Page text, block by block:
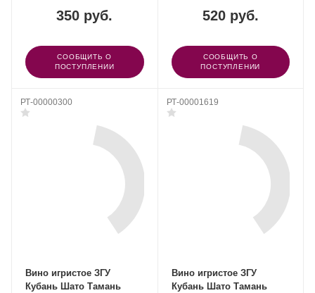
350 руб.
СООБЩИТЬ О
ПОСТУПЛЕНИИ
520 руб.
СООБЩИТЬ О
ПОСТУПЛЕНИИ
РТ-00000300
Вино игристое ЗГУ
Кубань Шато Тамань
РТ-00001619
Вино игристое ЗГУ
Кубань Шато Тамань